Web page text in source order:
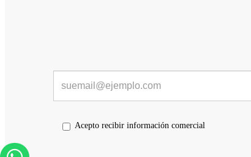
Acepto recibir información comercial